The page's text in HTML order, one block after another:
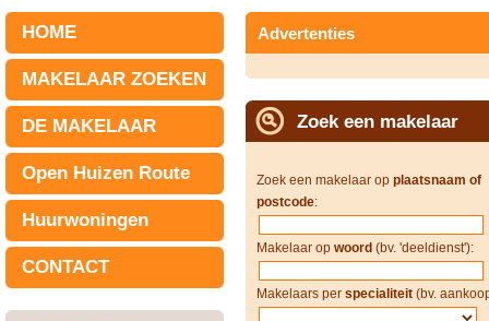
HOME
MAKELAAR ZOEKEN
DE MAKELAAR
Open Huizen Route
Huurwoningen
CONTACT
Advertenties
Zoek een makelaar
Zoek een makelaar op plaatsnaam of
postcode:
Makelaar op woord (bv. 'deeldienst'):
Makelaars per specialiteit (bv.